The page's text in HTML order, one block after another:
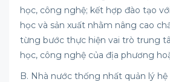
học, công nghệ; kết hợp đào tạo
học và sản xuất nhằm nâng cao
từng bước thực hiện vai trò trung
học, công nghệ của địa phương
B. Nhà nước thống nhất quản lý